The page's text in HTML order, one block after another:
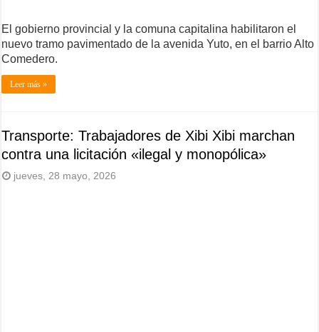
El gobierno provincial y la comuna capitalina habilitaron el
nuevo tramo pavimentado de la avenida Yuto, en el barrio Alto
Comedero.
Leer más »
Transporte: Trabajadores de Xibi Xibi marchan
contra una licitación «ilegal y monopólica»
jueves, 28 mayo, 2026